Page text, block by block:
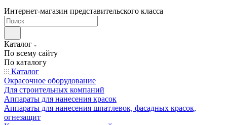
Интернет-магазин представительского класса
Каталог
По всему сайту
По каталогу
Каталог
Окрасочное оборудование
Для строительных компаний
Аппараты для нанесения красок
Аппараты для нанесения шпатлевок, фасадных красок,
огнезащит